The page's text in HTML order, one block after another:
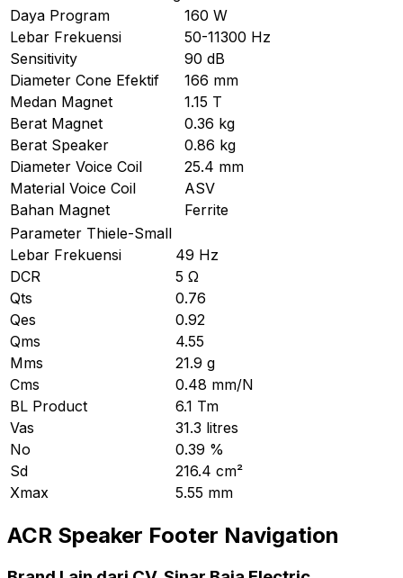
Daya Program
160 W
Lebar Frekuensi
50-11300 Hz
Sensitivity
90 dB
Diameter Cone Efektif
166 mm
Medan Magnet
1.15 T
Berat Magnet
0.36 kg
Berat Speaker
0.86 kg
Diameter Voice Coil
25.4 mm
Material Voice Coil
ASV
Bahan Magnet
Ferrite
Parameter Thiele-Small
Lebar Frekuensi
49 Hz
DCR
5 Ω
Qts
0.76
Qes
0.92
Qms
4.55
Mms
21.9 g
Cms
0.48 mm/N
BL Product
6.1 Tm
Vas
31.3 litres
No
0.39 %
Sd
216.4 cm²
Xmax
5.55 mm
ACR Speaker Footer Navigation